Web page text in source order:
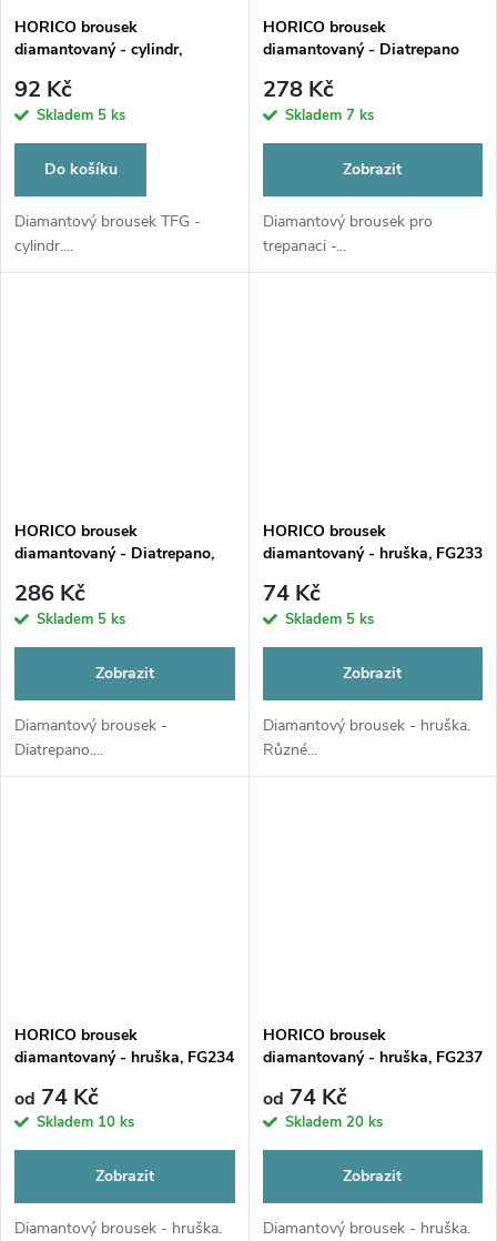
HORICO brousek
diamantovaný - cylindr,
92 Kč
Skladem 5 ks
Do košíku
Diamantový brousek TFG -
cylindr....
HORICO brousek
diamantovaný - Diatrepano
278 Kč
Skladem 7 ks
Zobrazit
Diamantový brousek pro
trepanaci -...
HORICO brousek
diamantovaný - Diatrepano,
286 Kč
Skladem 5 ks
Zobrazit
Diamantový brousek -
Diatrepano....
HORICO brousek
diamantovaný - hruška, FG233
74 Kč
Skladem 5 ks
Zobrazit
Diamantový brousek - hruška.
Různé...
HORICO brousek
diamantovaný - hruška, FG234
od 74 Kč
Skladem 10 ks
Zobrazit
Diamantový brousek - hruška.
HORICO brousek
diamantovaný - hruška, FG237
od 74 Kč
Skladem 20 ks
Zobrazit
Diamantový brousek - hruška.